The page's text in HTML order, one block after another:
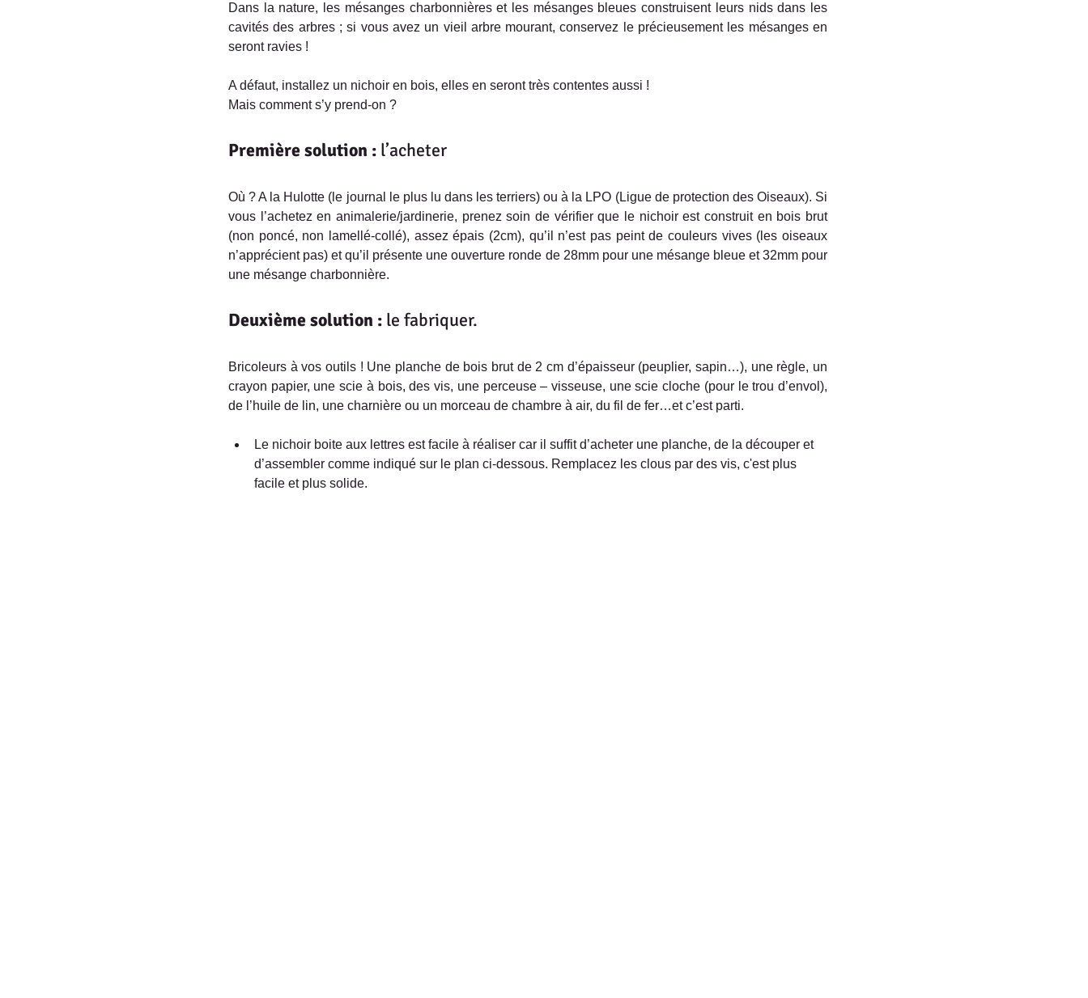
Dans la nature, les mésanges charbonnières et les mésanges bleues construisent leurs nids dans les
cavités des arbres ; si vous avez un vieil arbre mourant, conservez le précieusement les mésanges en
seront ravies !
A défaut, installez un nichoir en bois, elles en seront très contentes aussi !
Mais comment s’y prend-on ?
Première solution : l’acheter
Où ? A la Hulotte (le journal le plus lu dans les terriers) ou à la LPO (Ligue de protection des Oiseaux). Si
vous l’achetez en animalerie/jardinerie, prenez soin de vérifier que le nichoir est construit en bois brut
(non poncé, non lamellé-collé), assez épais (2cm), qu’il n’est pas peint de couleurs vives (les oiseaux
n’apprécient pas) et qu’il présente une ouverture ronde de 28mm pour une mésange bleue et 32mm pour
une mésange charbonnière.
Deuxième solution : le fabriquer.
Bricoleurs à vos outils ! Une planche de bois brut de 2 cm d’épaisseur (peuplier, sapin…), une règle, un
crayon papier, une scie à bois, des vis, une perceuse – visseuse, une scie cloche (pour le trou d’envol),
de l’huile de lin, une charnière ou un morceau de chambre à air, du fil de fer…et c’est parti.
Le nichoir boite aux lettres est facile à réaliser car il suffit d’acheter une planche, de la découper et
d’assembler comme indiqué sur le plan ci-dessous. Remplacez les clous par des vis, c'est plus
facile et plus solide.